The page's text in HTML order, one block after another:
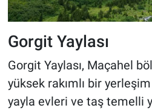
Gorgit Yaylası
Gorgit Yaylası, Maçahel
yüksek rakımlı bir
yayla evleri ve taş temelli